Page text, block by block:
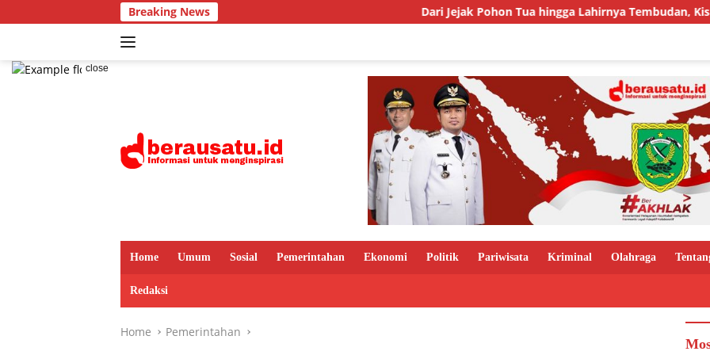
to
Breaking News Dari Jejak Pohon Tua hingga Lahirnya Tembudan, Kisah Sebuah
close
Home Umum Sosial Pemerintahan Ekonomi Politik Pariwisata Kriminal Olahraga
Redaksi
Home Pemerintahan